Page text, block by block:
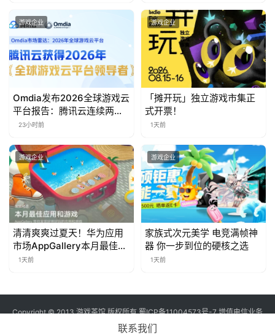
游
茶
对
接
会
海
站
中
文
游戏企业
Omdia发布2026全球游戏云
平台报告：腾讯云连续两年
入选“领导者”象限
23小时前
游戏企业
「摊开玩」独立游戏市集正
式开票！
1天前
游戏企业
清清爽爽过夏天！华为应用
市场AppGallery本月最佳上
新，款款提升幸福感
1天前
游戏企业
家族式次元美学 电竞满帧神
器 你一步到位的硬核之选
1天前
Copyright © 2013 游戏茶馆 版权所有蜀ICP备11004573号-7增值电信业务
经营许可证 川B2-20170060号
联系我们